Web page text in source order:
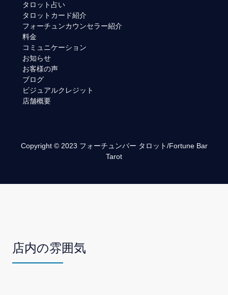
タロット占い
タロットカード紹介
フォーチュンカウンセラー紹介
料金
コミュニケーション
お知らせ
お客様の声
ブログ
ビジュアルクレジット
店舗概要
Copyright © 2023 フォーチュンバー タロット/Fortune Bar
Tarot
店内の雰囲気